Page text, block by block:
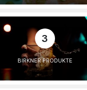
3
BIRKNER PRODUKTE